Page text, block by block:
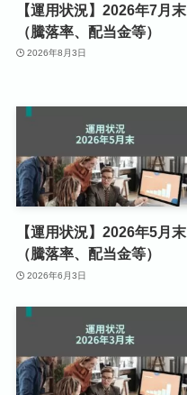
【運用状況】2026年7月末
（騰落率、配当金等）
2026年8月3日
【運用状況】2026年5月末
（騰落率、配当金等）
2026年6月3日